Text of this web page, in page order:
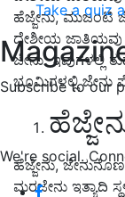
Take a quiz
Subscribe to our
We're social.
ಹೆಜ್ಜೇನು, ಮುಜಂಟಿ
ದೇಶೀಯ
ಜೇನು. ಇವುಗಳಲ್ಲಿ
ಭೂಮಿಗಳಲ್ಲಿ ಜೇನು
ಹೆಜ್ಜೇನು,
ಮರಜೇನು ಇತ್ಯಾದಿ